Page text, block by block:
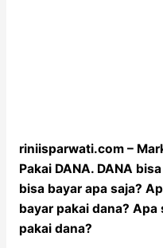
riniisparwati.com –
Pakai DANA. DANA
bisa bayar apa saja?
bayar pakai dana?
pakai dana?